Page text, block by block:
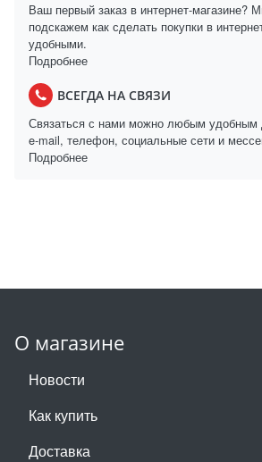
Ваш первый заказ в интернет-магазине?
подскажем как сделать покупки в
удобными.
Подробнее
ВСЕГДА НА СВЯЗИ
Связаться с нами можно любым удобным
e-mail, телефон, социальные сети и
Подробнее
О магазине
Новости
Как купить
Доставка